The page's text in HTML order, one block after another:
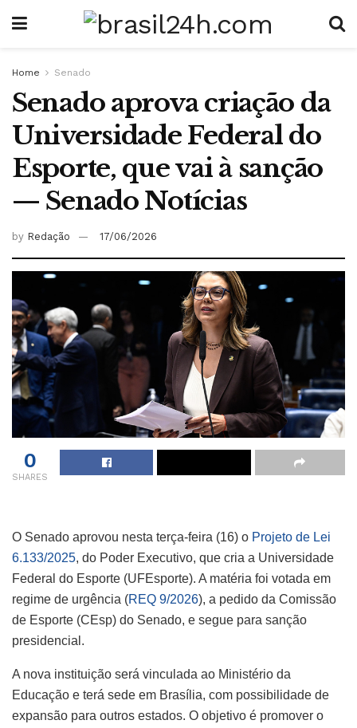
Home Senado
Senado aprova criação da
Universidade Federal do
Esporte, que vai à sanção
— Senado Notícias
by Redação 17/06/2026
0
SHARES
O Senado aprovou nesta terça-feira (16) o Projeto de Lei
6.133/2025, do Poder Executivo, que cria a Universidade
Federal do Esporte (UFEsporte). A matéria foi votada em
regime de urgência (REQ 9/2026), a pedido da Comissão
de Esporte (CEsp) do Senado, e segue para sanção
presidencial.
A nova instituição será vinculada ao Ministério da
Educação e terá sede em Brasília, com possibilidade de
expansão para outros estados. O objetivo é promover o